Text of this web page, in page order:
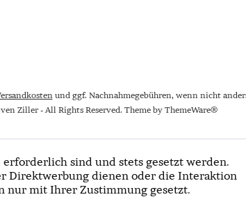
und ggf. Nachnahmegebühren, wenn nicht
Ziller - All Rights Reserved. Theme by ThemeWare®
sind und stets gesetzt werden.
Direktwerbung dienen oder die Interaktion
nur mit Ihrer Zustimmung gesetzt.